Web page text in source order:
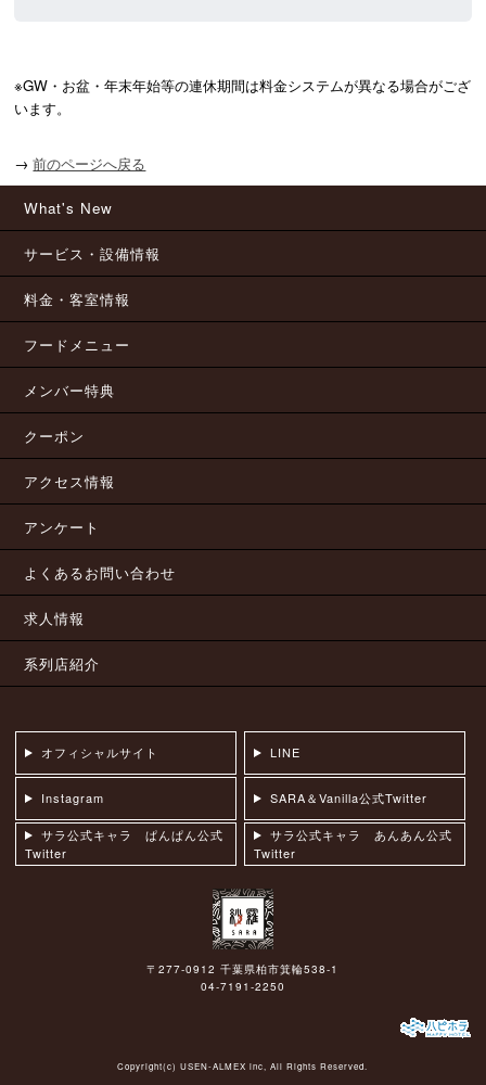
※GW・お盆・年末年始等の連休期間は料金システムが異なる場合がござ
います。
→ 前のページへ戻る
What's New
サービス・設備情報
料金・客室情報
フードメニュー
メンバー特典
クーポン
アクセス情報
アンケート
よくあるお問い合わせ
求人情報
系列店紹介
オフィシャルサイト LINE
Instagram SARA＆Vanilla公式Twitter
サラ公式キャラ ぱんぱん公式
Twitter
サラ公式キャラ あんあん公式
Twitter
〒277-0912 千葉県柏市箕輪538-1
04-7191-2250
Copyright(c)USEN-ALMEX inc, All Rights Reserved.